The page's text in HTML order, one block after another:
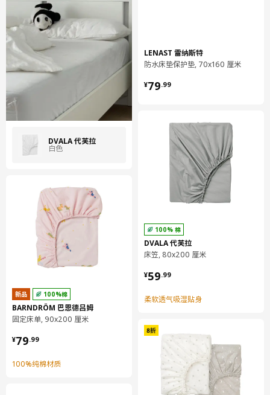
每次洗过之后都会更加柔软。通过检测，不含任何邻苯二甲酸盐等
对婴儿皮肤和健康有害的化学成分。
产地见包装
小贴士
适用于3岁及以上年龄。
这款床垫罩适用于无加长件的加长床垫（80x130cm）。
IKEA of Sweden
商品尺寸
130 厘米
80 厘米
净含量/包装数量
1 件
包装数量
高度
长度
28 厘米
0.25 公斤
容量
0.29 公斤
DVALA 代芙拉
白色
新品 100%棉
BARNDRÖM 巴恩德吕姆
固定床单, 90x200 厘米
¥79.99
¥ 79.99
100%纯棉材质
LENAST 雷纳斯特
防水床垫保护垫, 70x160 厘米
¥79.99
¥ 79.99
100% 棉
DVALA 代芙拉
床笠, 80x200 厘米
¥59.99
¥ 59.99
柔软透气吸湿贴身